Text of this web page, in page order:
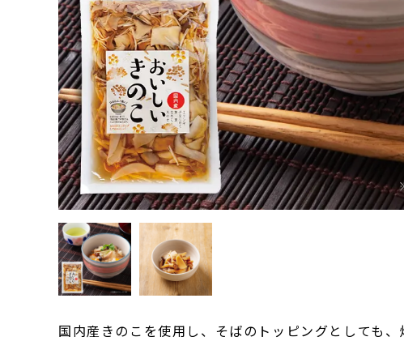
国内産きのこを使用し、そばのトッピングとしても、